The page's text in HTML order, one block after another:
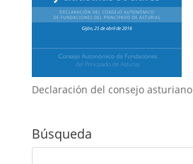
Declaración del consejo asturiano
Búsqueda